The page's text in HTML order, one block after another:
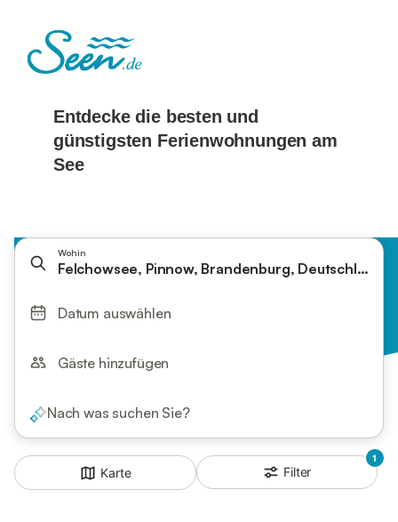
Wohin
Felchowsee, Pinnow, Brandenburg, Deutschland
Datum auswählen
Gäste hinzufügen
Nach was suchen Sie?
Karte
1
Filter